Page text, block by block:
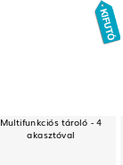
Multifunkciós tároló - 4
akasztóval